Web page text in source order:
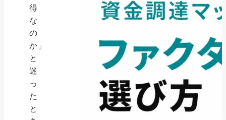
得
な
の
か」
と
迷
っ
た
と